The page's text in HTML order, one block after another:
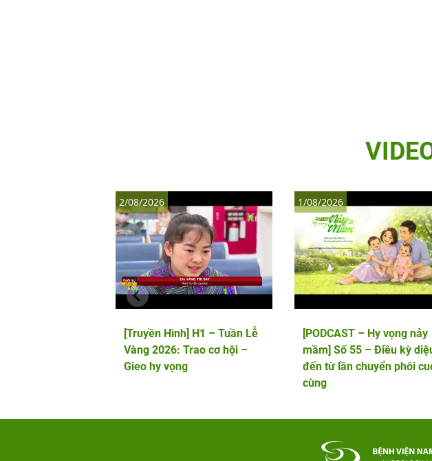
[Truyền Hình] H1 – Tuần Lễ
Vàng 2026: Trao cơ hội –
Gieo hy vọng
2/08/2026
[PODCAST – Hy vọng nảy
mầm] Số 55 – Điều kỳ
đến từ lần chuyển phôi
cùng
1/08/2026